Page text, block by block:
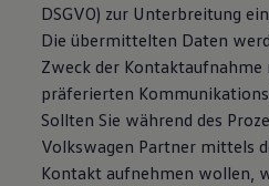
DSGVO) zur Unterbreitung
Die übermittelten Daten
Zweck der
präferierten
Sollten Sie während des
Volkswagen Partner mittels
Kontakt aufnehmen wollen,